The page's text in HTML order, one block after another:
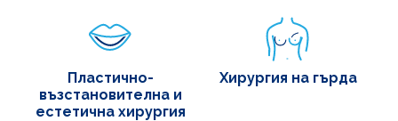
Пластично-
възстановителна и
естетична хирургия
Хирургия на гърда